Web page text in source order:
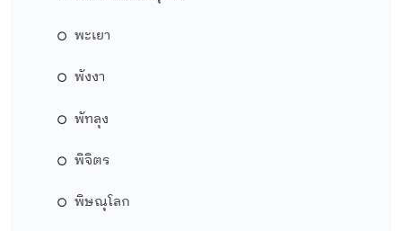
พะเยา
พังงา
พัทลุง
พิจิตร
พิษณุโลก